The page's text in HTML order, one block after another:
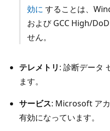
効に することは、
および GCC High/
せん。
テレメトリ: 診断データ
ます。
サービス: Microsoft ア
有効になっています。